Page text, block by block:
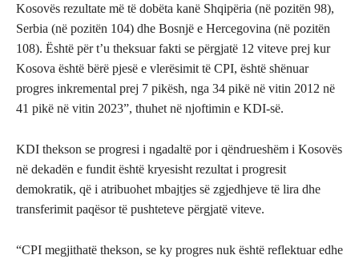
Kosovës rezultate më të dobëta kanë Shqipëria (në pozitën 98),
Serbia (në pozitën 104) dhe Bosnjë e Hercegovina (në pozitën
108). Është për t’u theksuar fakti se përgjatë 12 viteve prej kur
Kosova është bërë pjesë e vlerësimit të CPI, është shënuar
progres inkremental prej 7 pikësh, nga 34 pikë në vitin 2012 në
41 pikë në vitin 2023”, thuhet në njoftimin e KDI-së.
KDI thekson se progresi i ngadaltë por i qëndrueshëm i Kosovës
në dekadën e fundit është kryesisht rezultat i progresit
demokratik, që i atribuohet mbajtjes së zgjedhjeve të lira dhe
transferimit paqësor të pushteteve përgjatë viteve.
“CPI megjithatë thekson, se ky progres nuk është reflektuar edhe